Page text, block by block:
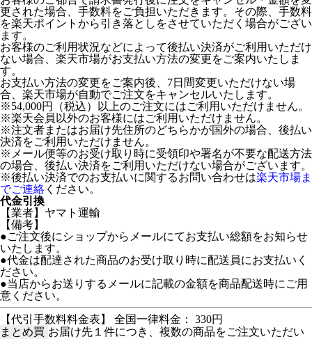
更された場合、手数料をご負担いただきます。その際、手数料
を楽天ポイントから引き落としをさせていただく場合がござい
ます。
お客様のご利用状況などによって後払い決済がご利用いただけ
ない場合、楽天市場がお支払い方法の変更をご案内いたしま
す。
お支払い方法の変更をご案内後、7日間変更いただけない場
合、楽天市場が自動でご注文をキャンセルいたします。
※54,000円（税込）以上のご注文にはご利用いただけません。
※楽天会員以外のお客様にはご利用いただけません。
※注文者またはお届け先住所のどちらかが国外の場合、後払い
決済をご利用いただけません。
※メール便等のお受け取り時に受領印や署名が不要な配送方法
の場合、後払い決済をご利用いただけない場合がございます。
※後払い決済でのお支払いに関するお問い合わせは楽天市場ま
でご連絡 ください。
代金引換
【業者】ヤマト運輸
【備考】
●ご注文後にショップからメールにてお支払い総額をお知らせ
いたします。
●代金は配達された商品のお受け取り時に配送員にお支払いく
ださい。
●当店からお送りするメールに記載の金額を商品配送時にご用
意ください。
【代引手数料料金表】 全国一律料金： 330円
まとめ買 お届け先１件につき、複数の商品をご注文いただい